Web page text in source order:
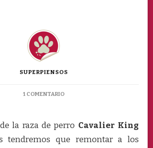
SUPERPIENSOS
1 COMENTARIOEN
EL
la raza de perro Cavalier King
tendremos que remontar a los